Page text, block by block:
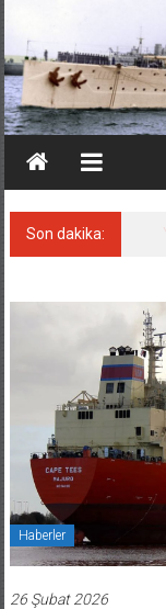
Son dakika:
Haberler
26 Şubat 2026